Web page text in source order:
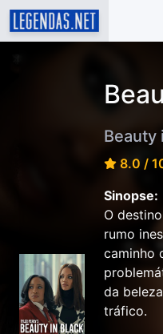
Beauty
8.0 /
Sinopse:
O
rumo
caminho
da
tráfico.